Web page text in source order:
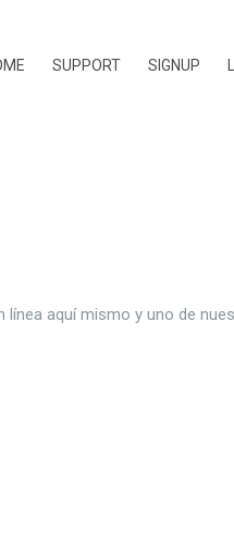
SUPPORT SIGNUP
línea aquí mismo y uno de